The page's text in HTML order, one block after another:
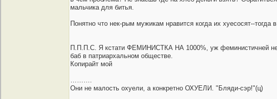
мальчика для битья.
Понятно что нек-рым мужикам нравится когда их хуесосят--тогда
П.П.П.С. Я кстати ФЕМИНИСТКА НА 1000%, уж феминистичней
баб в патриархальном обществе.
Копирайт мой
……….
Они не малость охуели, а конкретно ОХУЕЛИ. "Бляди-сэр!"(ц)